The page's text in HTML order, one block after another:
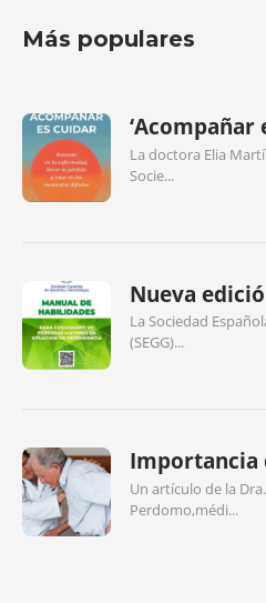
Más populares
‘Acompañar
La doctora Elia
Socie...
Nueva
La Sociedad
(SEGG)...
Importancia
Un artículo de la
Perdomo,médi...